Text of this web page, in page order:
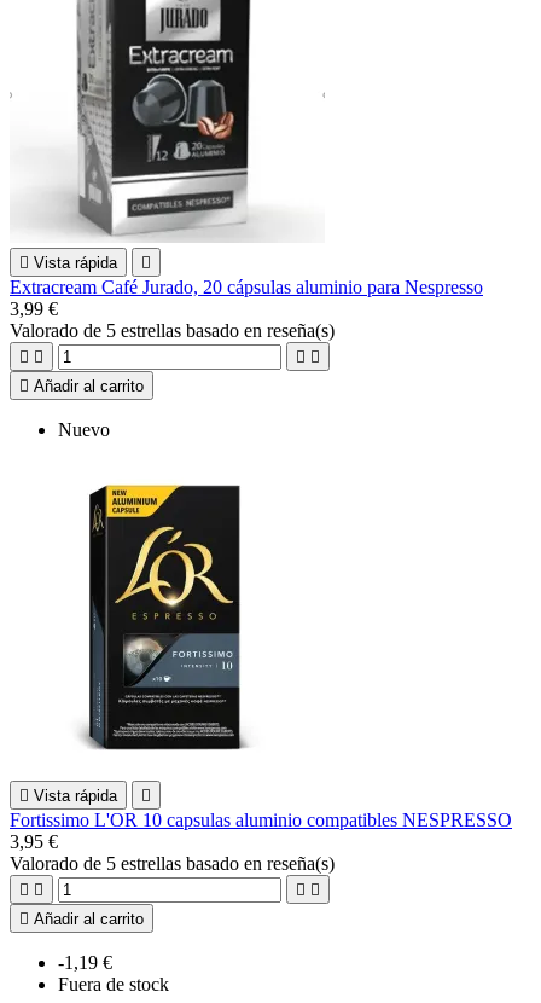
 Vista rápida 
Extracream Café Jurado, 20 cápsulas aluminio para Nespresso
3,99 €
Valorado de 5 estrellas basado en reseña(s)
   
 Añadir al carrito
Nuevo
 Vista rápida 
Fortissimo L'OR 10 capsulas aluminio compatibles NESPRESSO
3,95 €
Valorado de 5 estrellas basado en reseña(s)
   
 Añadir al carrito
-1,19 €
Fuera de stock